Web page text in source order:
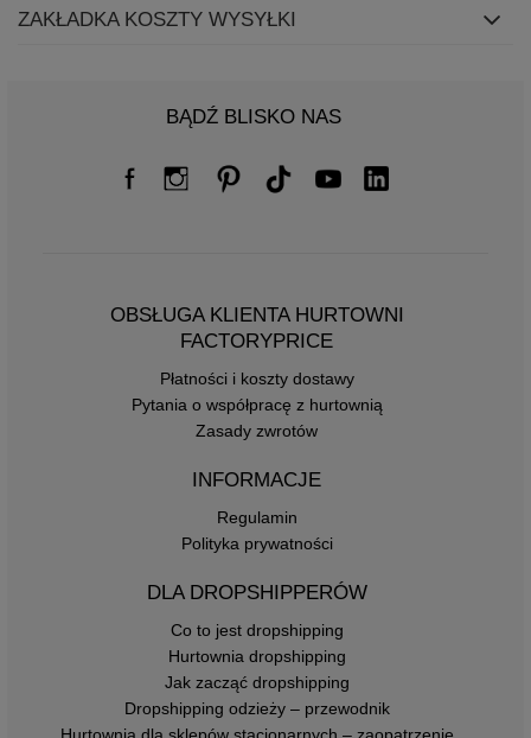
ZAKŁADKA KOSZTY WYSYŁKI
BĄDŹ BLISKO NAS
OBSŁUGA KLIENTA HURTOWNI
FACTORYPRICE
Płatności i koszty dostawy
Pytania o współpracę z hurtownią
Zasady zwrotów
INFORMACJE
Regulamin
Polityka prywatności
DLA DROPSHIPPERÓW
Co to jest dropshipping
Hurtownia dropshipping
Jak zacząć dropshipping
Dropshipping odzieży – przewodnik